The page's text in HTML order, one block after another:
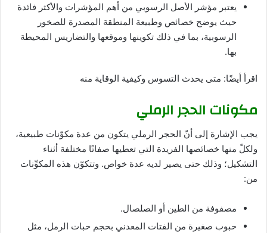
يعتبر مؤشر الأصل الرسوبي من أهم المؤشرات والأكثر فائدة
حيث يوضح خصائص وطبيعة المنطقة المصدرة للصخور
الرسوبية، بما في ذلك تكوينها وموقعها والتضاريس المحيطة
بها.
اقرأ أيضًا: متى يحدث التسوس وكيفية الوقاية منه
مكونات الحجر الرملي
يجب الإشارة إلى أنّ الحجر الرملي يتكون من عدة مكوّنات طبيعية،
ولكلّ منها خصائصها الفريدة التي تعطيها صفاتًا مختلفة أثناء
التشكيل؛ وذلك حتى يصير لديه عدة خواص. وتتكوّن هذه المكوِّنات
من:
مصفوفة من الطين أو الصلصال.
حبوب صغيرة من الفتات المعدني بحجم حبات الرمل، مثل